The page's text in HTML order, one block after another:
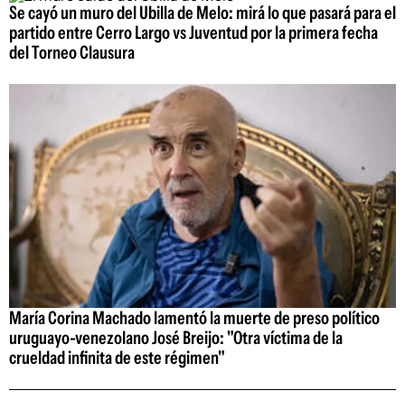
Se cayó un muro del Ubilla de Melo: mirá lo que pasará para el
partido entre Cerro Largo vs Juventud por la primera fecha
del Torneo Clausura
María Corina Machado lamentó la muerte de preso político
uruguayo-venezolano José Breijo: "Otra víctima de la
crueldad infinita de este régimen"